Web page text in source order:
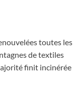
toutes les
de textiles
finit incinérée